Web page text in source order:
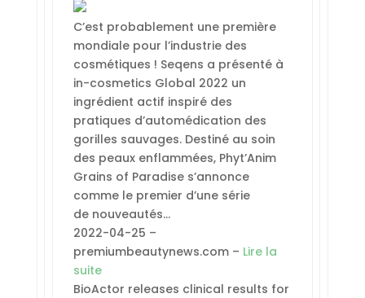
C’est probablement une première
mondiale pour l’industrie des
cosmétiques ! Seqens a présenté à
in-cosmetics Global 2022 un
ingrédient actif inspiré des
pratiques d’automédication des
gorilles sauvages. Destiné au soin
des peaux enflammées, Phyt’Anim
Grains of Paradise s’annonce
comme le premier d’une série
de nouveautés…
2022-04-25 –
premiumbeautynews.com – Lire la
suite
BioActor releases clinical results for